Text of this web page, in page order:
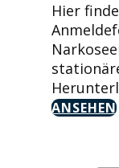
Hier
ANSEHEN